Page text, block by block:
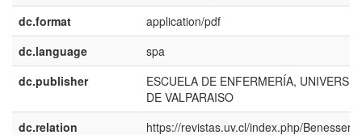
dc.format
application/pdf
dc.language
spa
dc.publisher
ESCUELA DE ENFERMERÍA,
DE VALPARAISO
dc.relation
https://revistas.uv.cl/index.php/